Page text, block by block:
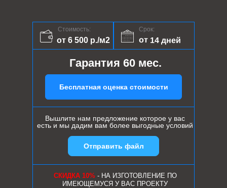
Срок:
от 14 дней
Стоимость:
от 6 500 р./м2
Гарантия 60 мес.
Бесплатная оценка стоимости
Вышлите нам предложение которое у вас
есть и мы дадим вам более выгодные условий
СКИДКА 10%- НА ИЗГОТОВЛЕНИЕ ПО
ИМЕЮЩЕМУСЯ У ВАС ПРОЕКТУ
Отправить файл